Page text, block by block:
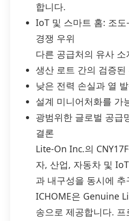
합니다.
IoT 및 스마트 홈: 조
경쟁 우위
다른 공급처의 유사
생산 로트 간의 검증
낮은 전력 손실과 열
설계 미니어처화를 가
광범위한 글로벌 공급
결론
Lite-On Inc.의
자, 산업, 자동차 및
과 내구성을 동시에
ICHOME은 Genuine
송으로 제공합니다.